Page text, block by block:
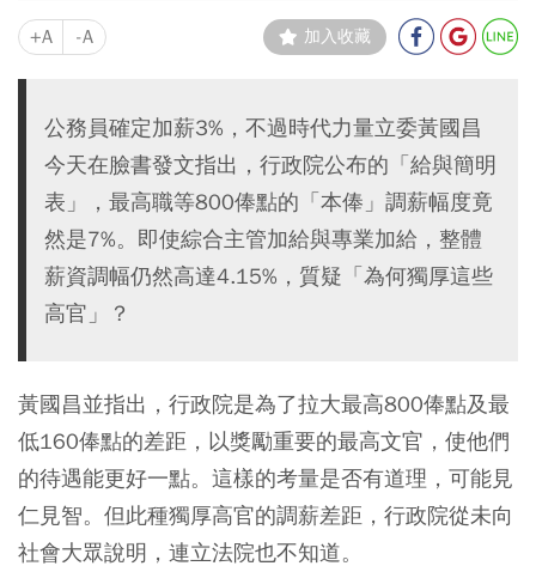
+A -A 加入收藏
公務員確定加薪3%，不過時代力量立委黃國昌
今天在臉書發文指出，行政院公布的「給與簡明
表」，最高職等800俸點的「本俸」調薪幅度竟
然是7%。即使綜合主管加給與專業加給，整體
薪資調幅仍然高達4.15%，質疑「為何獨厚這些
高官」？
黃國昌並指出，行政院是為了拉大最高800俸點及最
低160俸點的差距，以獎勵重要的最高文官，使他們
的待遇能更好一點。這樣的考量是否有道理，可能見
仁見智。但此種獨厚高官的調薪差距，行政院從未向
社會大眾說明，連立法院也不知道。